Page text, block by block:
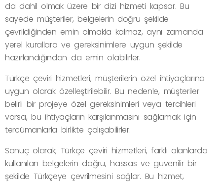
da dahil olmak üzere bir dizi hizmeti kapsar. Bu
sayede müşteriler, belgelerin doğru şekilde
çevrildiğinden emin olmakla kalmaz, aynı zamanda
yerel kurallara ve gereksinimlere uygun şekilde
hazırlandığından da emin olabilirler.
Türkçe çeviri hizmetleri, müşterilerin özel ihtiyaçlarına
uygun olarak özelleştirilebilir. Bu nedenle, müşteriler
belirli bir projeye özel gereksinimleri veya tercihleri
varsa, bu ihtiyaçların karşılanmasını sağlamak için
tercümanlarla birlikte çalışabilirler.
Sonuç olarak, Türkçe çeviri hizmetleri, farklı alanlarda
kullanılan belgelerin doğru, hassas ve güvenilir bir
şekilde Türkçeye çevrilmesini sağlar. Bu hizmet,